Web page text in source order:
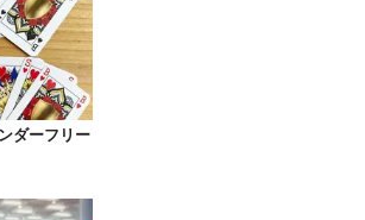
ダーフリー